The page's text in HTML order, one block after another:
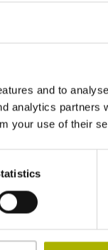
and to
analytics partners
your use of their